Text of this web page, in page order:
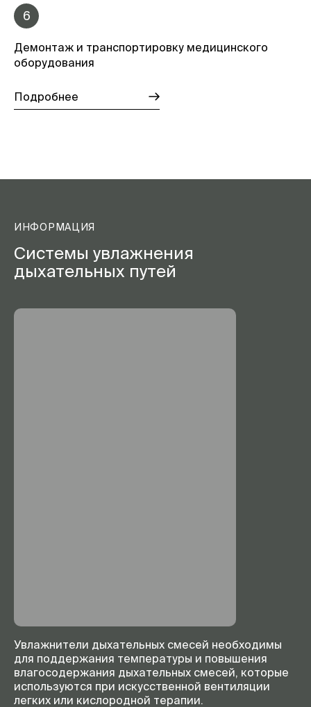
6
Демонтаж и транспортировку медицинского
оборудования
Подробнее
ИНФОРМАЦИЯ
Системы увлажнения
дыхательных путей
Увлажнители дыхательных смесей необходимы
для поддержания температуры и повышения
влагосодержания дыхательных смесей, которые
используются при искусственной вентиляции
легких или кислородной терапии.